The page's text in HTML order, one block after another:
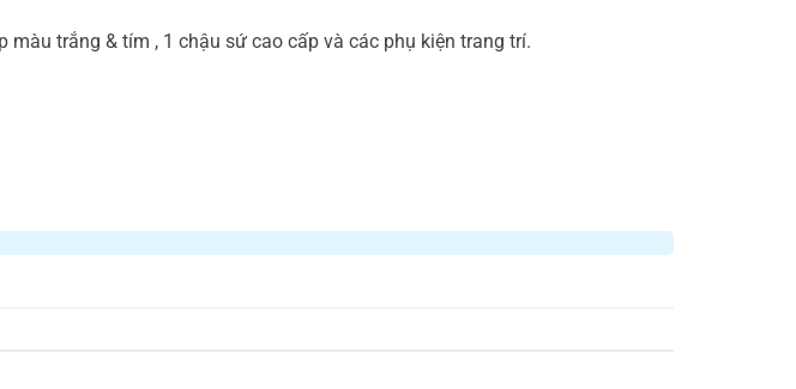
trắng & tím , 1 chậu sứ cao cấp và các phụ kiện trang trí.